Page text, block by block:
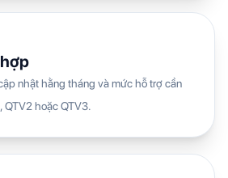
nhật hằng tháng và mức hỗ trợ cần
QTV2 hoặc QTV3.